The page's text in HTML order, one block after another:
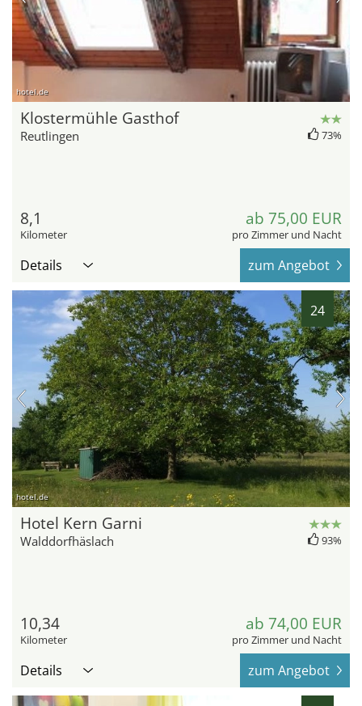
hotel.de
Klostermühle Gasthof
Reutlingen 73%
8,1
Kilometer
ab 75,00 EUR
pro Zimmer und Nacht
Details zum Angebot
24
hotel.de
Hotel Kern Garni
Walddorfhäslach 93%
10,34
Kilometer
ab 74,00 EUR
pro Zimmer und Nacht
Details zum Angebot